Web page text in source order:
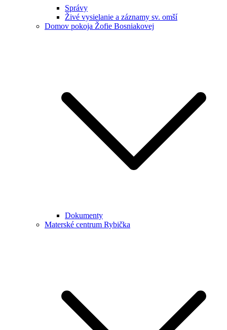
Správy
Živé vysielanie a záznamy sv. omší
Domov pokoja Žofie Bosniakovej
Dokumenty
Materské centrum Rybička